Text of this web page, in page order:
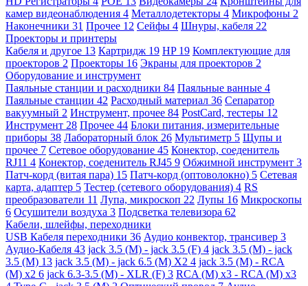
камер видеонаблюдения 4 Металлодетекторы 4 Микрофоны 2
Наконечники 31 Прочее 12 Сейфы 4 Шнуры, кабеля 22
Проекторы и принтеры
Кабеля и другое 13 Картридж 19 HP 19 Комплектующие для
проекторов 2 Проекторы 16 Экраны для проекторов 2
Оборудование и инструмент
Паяльные станции и расходники 84 Паяльные ванные 4
Паяльные станции 42 Расходный материал 36 Сепаратор
вакуумный 2 Инструмент, прочее 84 PostCard, тестеры 12
Инструмент 28 Прочее 44 Блоки питания, измерительные
приборы 38 Лабораторный блок 26 Мультиметр 5 Щупы и
прочее 7 Сетевое оборудование 45 Конектор, соеденитель
RJ11 4 Конектор, соеденитель RJ45 9 Обжимной инструмент 3
Патч-корд (витая пара) 15 Патч-корд (оптоволокно) 5 Сетевая
карта, адаптер 5 Тестер (сетевого оборудования) 4 RS
преобразователи 11 Лупа, микроскоп 22 Лупы 16 Микроскопы
6 Осушители воздуха 3 Подсветка телевизора 62
Кабели, шлейфы, переходники
USB Кабеля переходники 36 Аудио конвектор, трансивер 3
Аудио-Кабеля 43 jack 3.5 (M) - jack 3.5 (F) 4 jack 3.5 (M) - jack
3.5 (M) 13 jack 3.5 (M) - jack 6.5 (M) X2 4 jack 3.5 (M) - RCA
(M) x2 6 jack 6.3-3.5 (M) - XLR (F) 3 RCA (M) x3 - RCA (M) x3